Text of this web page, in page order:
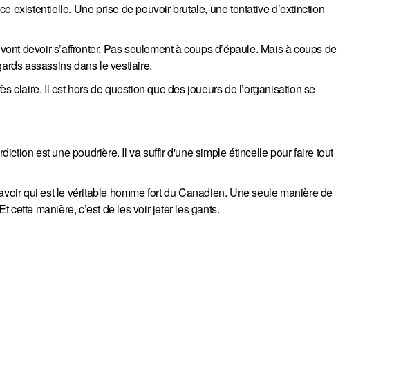
existentielle. Une prise de pouvoir brutale, une tentative d’extinction
devoir s’affronter. Pas seulement à coups d’épaule. Mais à coups de
assassins dans le vestiaire.
claire. Il est hors de question que des joueurs de l’organisation se
est une poudrière. Il va suffir d'une simple étincelle pour faire tout
qui est le véritable homme fort du Canadien. Une seule manière de
cette manière, c’est de les voir jeter les gants.